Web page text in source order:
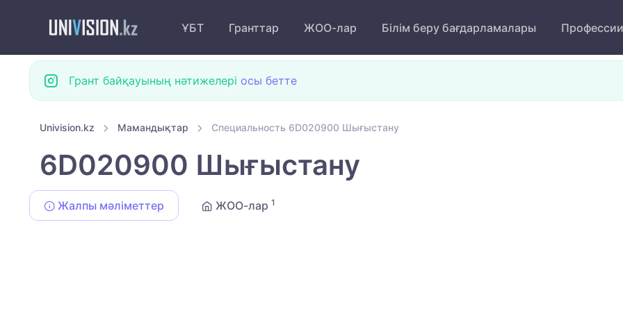
ҰБТ Гранттар ЖОО-лар Білім беру бағдарламалары Профессии
Грант байқауының нәтижелері осы бетте
Univision.kz Мамандықтар Специальность 6D020900 Шығыстану
6D020900 Шығыстану
Жалпы мәліметтер ЖОО-лар 1